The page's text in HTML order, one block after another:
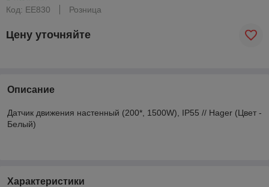
Код: EE830
Розница
Цену уточняйте
Описание
Датчик движения настенный (200*, 1500W), IP55 // Hager (Цвет -
Белый)
Характеристики